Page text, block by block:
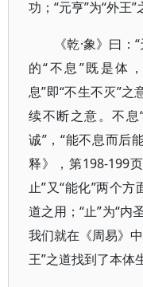
功；“元亨”为“外王”
《乾·象》曰
的“不息”既是体
息”即“不生不灭”之
续不断之意。不
诚”，“能不息而后
释》，第198-199
止”又“能化”两个方
道之用；“止”为“内
我们就在《周易》
王”之道找到了本体